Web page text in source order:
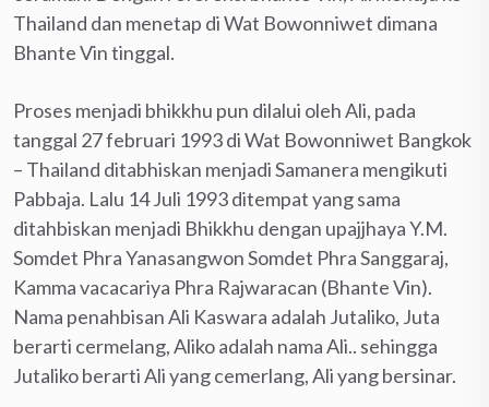
Thailand dan menetap di Wat Bowonniwet dimana
Bhante Vin tinggal.
Proses menjadi bhikkhu pun dilalui oleh Ali, pada
tanggal 27 februari 1993 di Wat Bowonniwet Bangkok
– Thailand ditabhiskan menjadi Samanera mengikuti
Pabbaja. Lalu 14 Juli 1993 ditempat yang sama
ditahbiskan menjadi Bhikkhu dengan upajjhaya Y.M.
Somdet Phra Yanasangwon Somdet Phra Sanggaraj,
Kamma vacacariya Phra Rajwaracan (Bhante Vin).
Nama penahbisan Ali Kaswara adalah Jutaliko, Juta
berarti cermelang, Aliko adalah nama Ali.. sehingga
Jutaliko berarti Ali yang cemerlang, Ali yang bersinar.